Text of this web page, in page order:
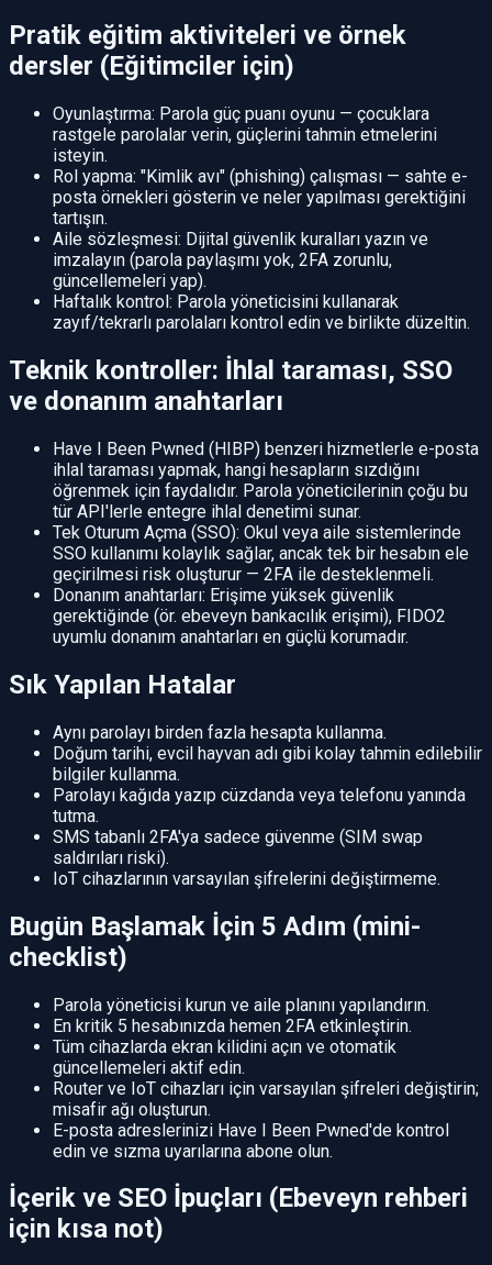
Pratik eğitim aktiviteleri ve örnek
dersler (Eğitimciler için)
Oyunlaştırma: Parola güç puanı oyunu — çocuklara
rastgele parolalar verin, güçlerini tahmin etmelerini
isteyin.
Rol yapma: "Kimlik avı" (phishing) çalışması — sahte e-
posta örnekleri gösterin ve neler yapılması gerektiğini
tartışın.
Aile sözleşmesi: Dijital güvenlik kuralları yazın ve
imzalayın (parola paylaşımı yok, 2FA zorunlu,
güncellemeleri yap).
Haftalık kontrol: Parola yöneticisini kullanarak
zayıf/tekrarlı parolaları kontrol edin ve birlikte düzeltin.
Teknik kontroller: İhlal taraması, SSO
ve donanım anahtarları
Have I Been Pwned (HIBP) benzeri hizmetlerle e-posta
ihlal taraması yapmak, hangi hesapların sızdığını
öğrenmek için faydalıdır. Parola yöneticilerinin çoğu bu
tür API'lerle entegre ihlal denetimi sunar.
Tek Oturum Açma (SSO): Okul veya aile sistemlerinde
SSO kullanımı kolaylık sağlar, ancak tek bir hesabın ele
geçirilmesi risk oluşturur — 2FA ile desteklenmeli.
Donanım anahtarları: Erişime yüksek güvenlik
gerektiğinde (ör. ebeveyn bankacılık erişimi), FIDO2
uyumlu donanım anahtarları en güçlü korumadır.
Sık Yapılan Hatalar
Aynı parolayı birden fazla hesapta kullanma.
Doğum tarihi, evcil hayvan adı gibi kolay tahmin edilebilir
bilgiler kullanma.
Parolayı kağıda yazıp cüzdanda veya telefonu yanında
tutma.
SMS tabanlı 2FA'ya sadece güvenme (SIM swap
saldırıları riski).
IoT cihazlarının varsayılan şifrelerini değiştirmeme.
Bugün Başlamak İçin 5 Adım (mini-
checklist)
Parola yöneticisi kurun ve aile planını yapılandırın.
En kritik 5 hesabınızda hemen 2FA etkinleştirin.
Tüm cihazlarda ekran kilidini açın ve otomatik
güncellemeleri aktif edin.
Router ve IoT cihazları için varsayılan şifreleri değiştirin;
misafir ağı oluşturun.
E-posta adreslerinizi Have I Been Pwned'de kontrol
edin ve sızma uyarılarına abone olun.
İçerik ve SEO İpuçları (Ebeveyn rehberi
için kısa not)